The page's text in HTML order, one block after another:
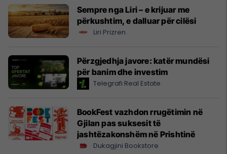
Sempre nga Liri – e krijuar me
përkushtim, e dalluar për cilësi
Liri Prizren
Përzgjedhja javore: katër mundësi
për banim dhe investim
Telegrafi Real Estate
BookFest vazhdon rrugëtimin në
Gjilan pas suksesit të
jashtëzakonshëm në Prishtinë
Dukagjini Bookstore